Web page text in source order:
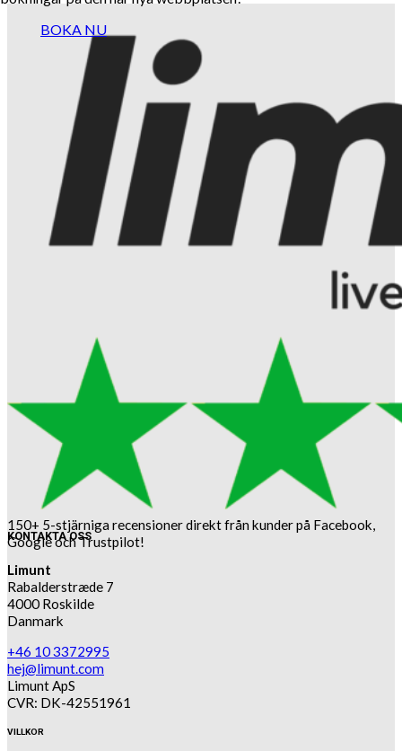
BOKA NU
150+ 5-stjärniga recensioner direkt från kunder på Facebook,
Google och Trustpilot!
KONTAKTA OSS
Limunt
Rabalderstræde 7
4000 Roskilde
Danmark
+46 10 3372995
hej@limunt.com
Limunt ApS
CVR: DK-42551961
VILLKOR